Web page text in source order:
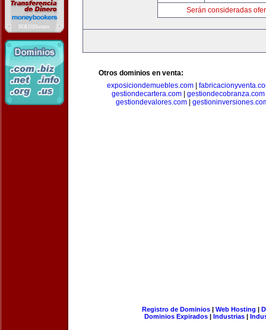
Serán consideradas
Otros dominios en venta:
exposiciondemuebles.com|
gestiondecartera.com| gestiondecobranza.com
gestiondevalores.com|
Registro de Dominios| Web Hosting |
Dominios Expirados | Industrias |